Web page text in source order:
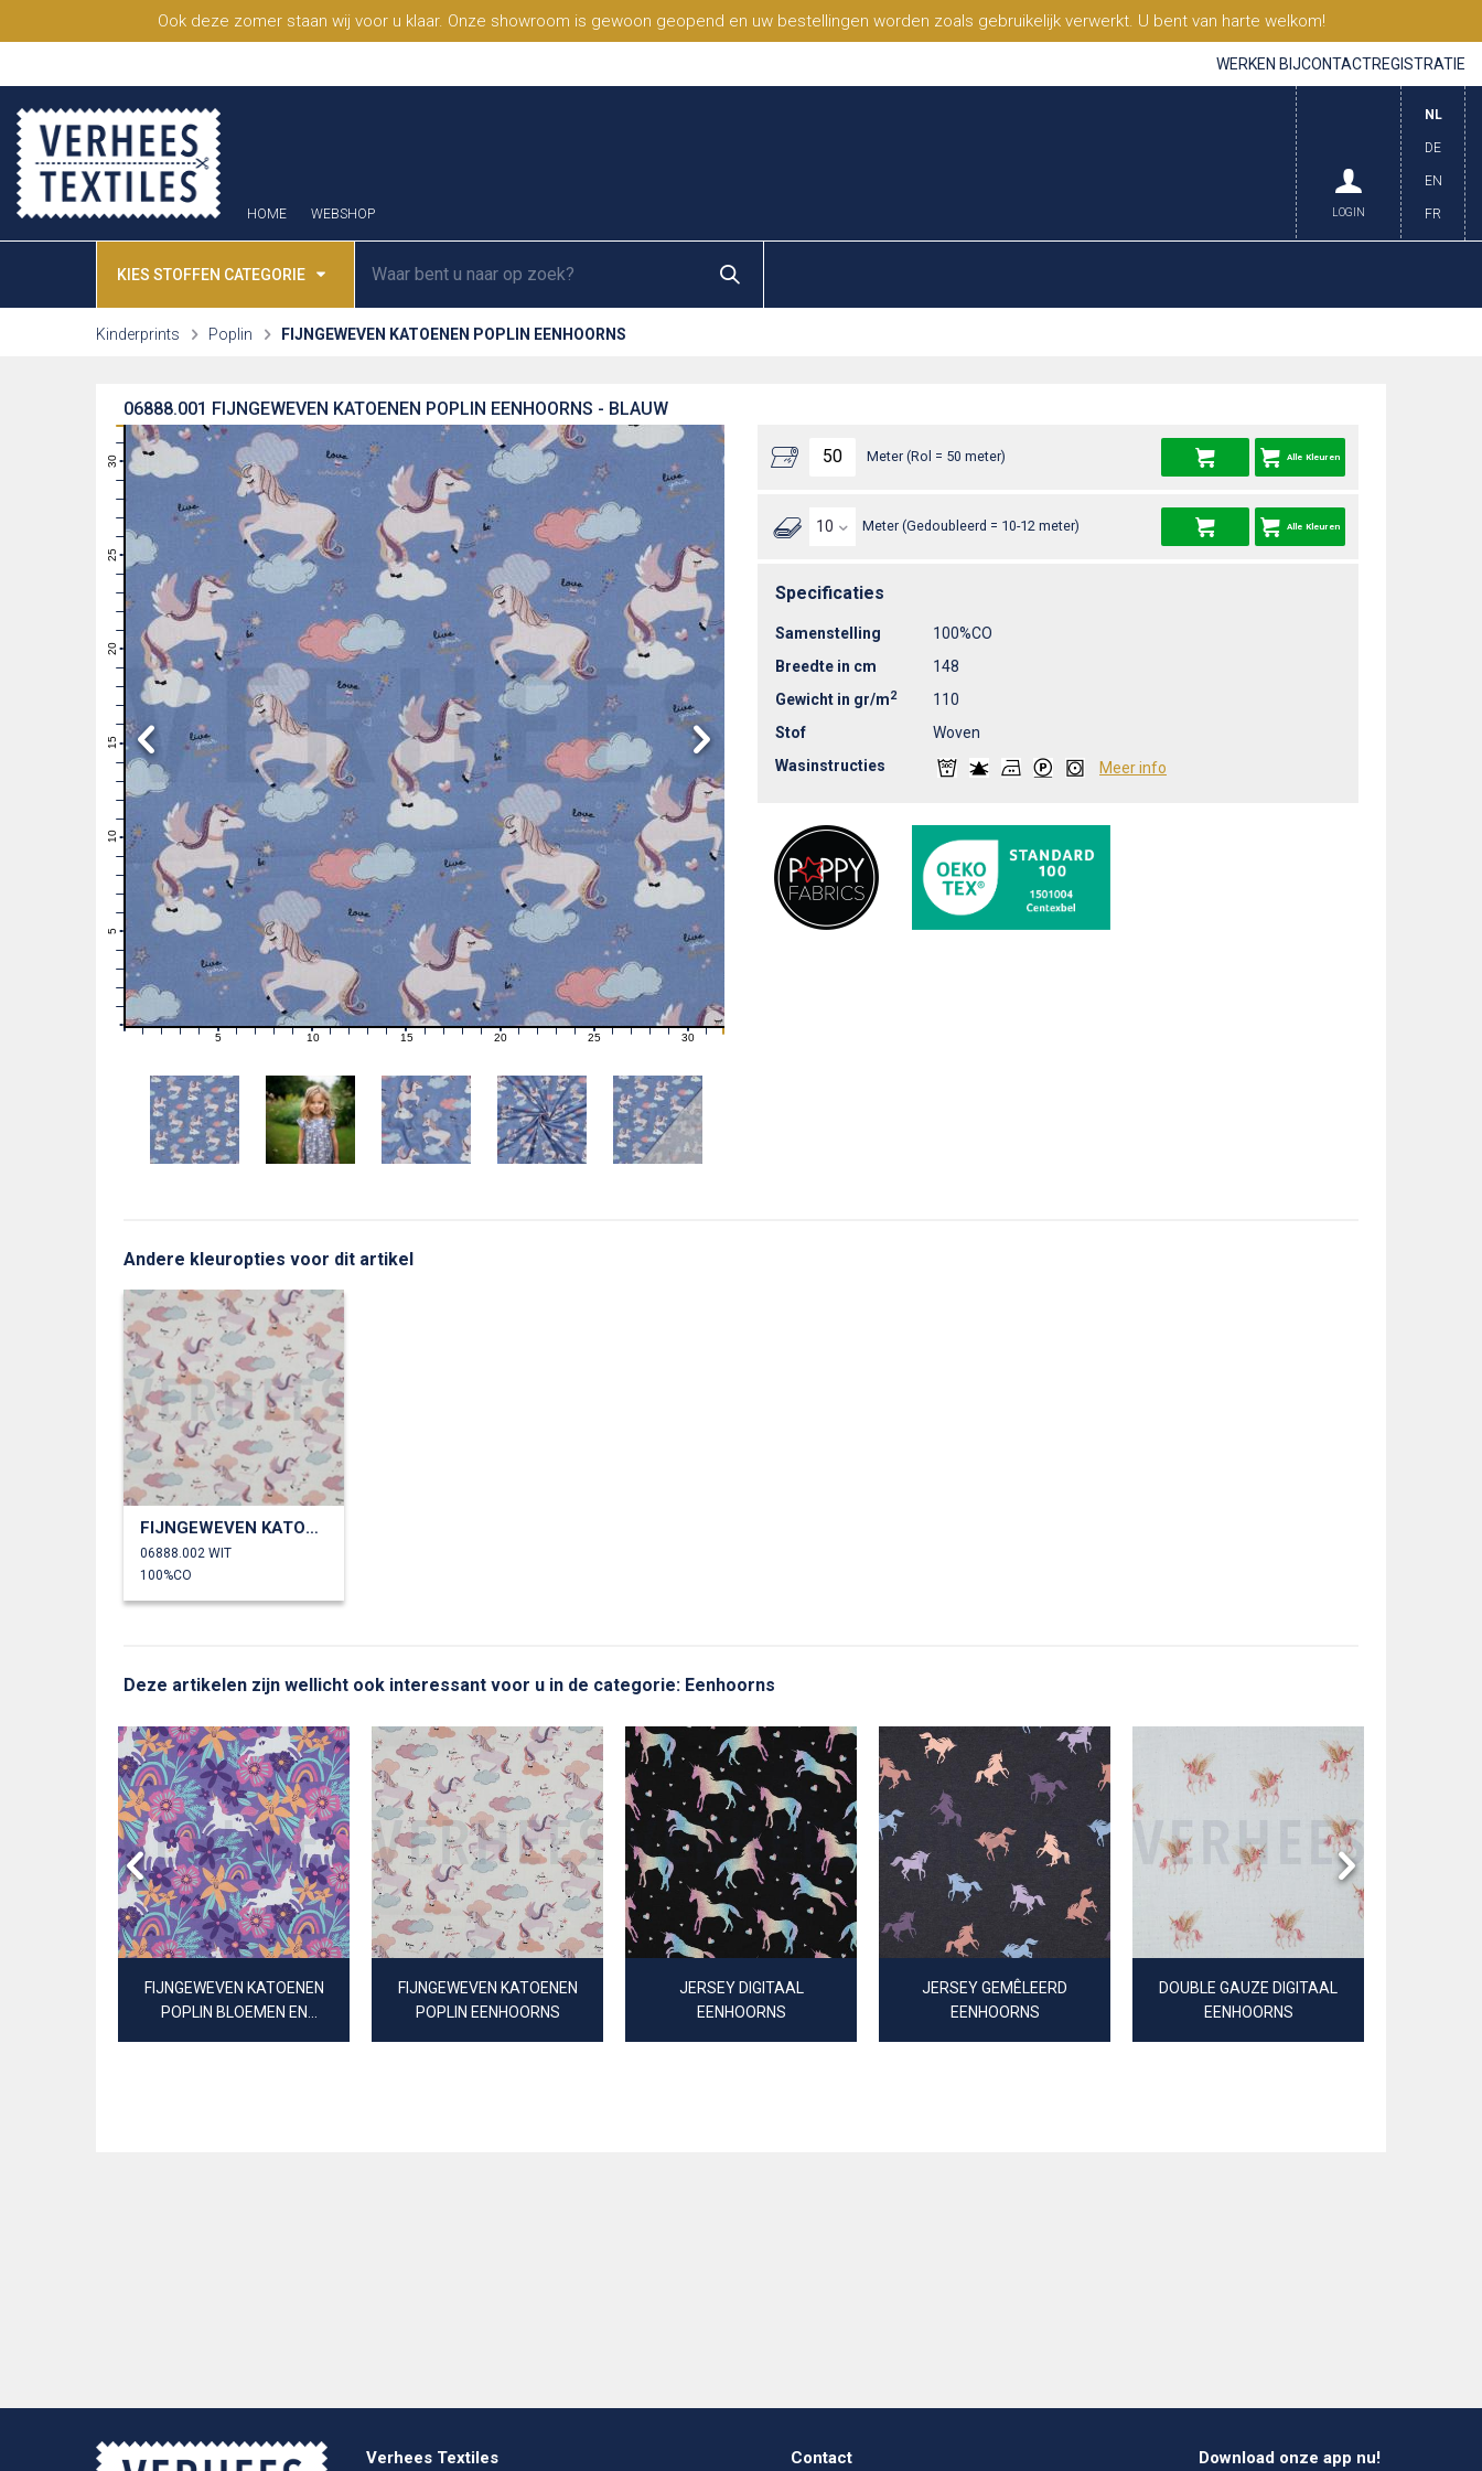
Ook deze zomer staan wij voor u klaar. Onze showroom is gewoon geopend en uw bestellingen worden zoals gebruikelijk verwerkt. U bent van harte welkom!
WERKEN BIJCONTACTREGISTRATIE
HOME WEBSHOP
NL
DE
EN
FR
LOGIN
KIES STOFFEN CATEGORIE
Kinderprints Poplin FIJNGEWEVEN KATOENEN POPLIN EENHOORNS
FIJNGEWEVEN KATOENEN POPLIN EENHOORNS - BLAUW
06888.001
1
2
10
11
12
13
14
15
16
17
18
19
20
21
22
23
24
25
26
27
28
29
30
0 1 2 3 4 6 7 8 9 11 12 13 14 15 16 17 18 19 21 22 23 24 26 27 28 29 30 31
Meter (Rol = 50 meter) Alle Kleuren
Meter (Gedoubleerd = 10-12 meter) Alle Kleuren
Specificaties
Samenstelling
100%CO
Breedte in cm
148
Gewicht in gr/m2
110
Stof
Woven
Wasinstructies
Meer info
Andere kleuropties voor dit artikel
FIJNGEWEVEN KATOENEN POPLIN EENHOORNS
06888.002 WIT
100%CO
Deze artikelen zijn wellicht ook interessant voor u in de categorie: Eenhoorns
FIJNGEWEVEN KATOENEN
POPLIN BLOEMEN EN
FIJNGEWEVEN KATOENEN
POPLIN EENHOORNS
JERSEY DIGITAAL
EENHOORNS
JERSEY GEMÊLEERD
EENHOORNS
DOUBLE GAUZE DIGITAAL
EENHOORNS
Verhees Textiles Contact Download onze app nu!